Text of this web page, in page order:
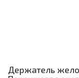
Держатель